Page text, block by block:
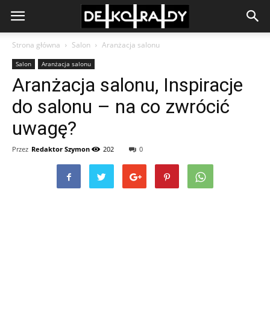
Strona główna Salon Aranżacja salonu
Salon Aranżacja salonu
Aranżacja salonu, Inspiracje
do salonu – na co zwrócić
uwagę?
Przez Redaktor Szymon 202 0